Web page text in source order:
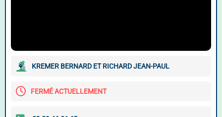
KREMER BERNARD ET RICHARD JEAN-PAUL
FERMÉ ACTUELLEMENT